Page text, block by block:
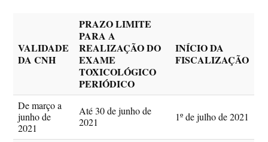
VALIDADE
DA CNH
PRAZO LIMITE
PARA A
REALIZAÇÃO DO
EXAME
TOXICOLÓGICO
PERIÓDICO
INÍCIO DA
FISCALIZAÇÃO
De março a
junho de
2021
Até 30 de junho de
2021
1º de julho de 2021